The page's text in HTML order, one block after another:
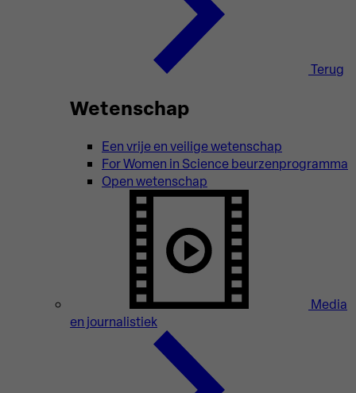
Terug
Wetenschap
Een vrije en veilige wetenschap
For Women in Science beurzenprogramma
Open wetenschap
Media
en journalistiek